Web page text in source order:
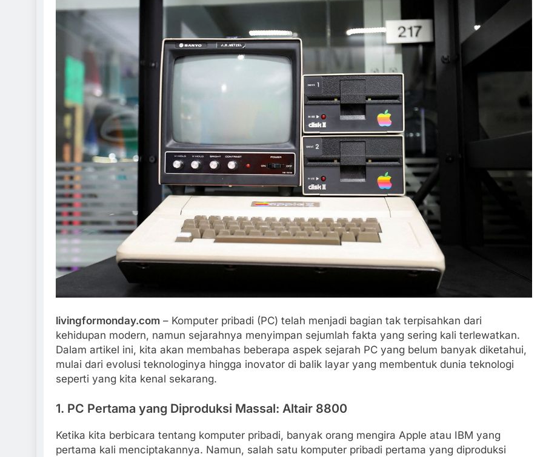
livingformonday.com – Komputer pribadi (PC) telah menjadi bagian tak terpisahkan dari
kehidupan modern, namun sejarahnya menyimpan sejumlah fakta yang sering kali terlewatkan.
Dalam artikel ini, kita akan membahas beberapa aspek sejarah PC yang belum banyak diketahui,
mulai dari evolusi teknologinya hingga inovator di balik layar yang membentuk dunia teknologi
seperti yang kita kenal sekarang.
1. PC Pertama yang Diproduksi Massal: Altair 8800
Ketika kita berbicara tentang komputer pribadi, banyak orang mengira Apple atau IBM yang
pertama kali menciptakannya. Namun, salah satu komputer pribadi pertama yang diproduksi
15 Fakta Menarik Tentang Sakura
School Simulator
1 Tahun Ago
SPORTS & GAMES
Fakta Menarik Ojol The Game,
Simulasi Ojek Online yang Viral
1 Tahun Ago